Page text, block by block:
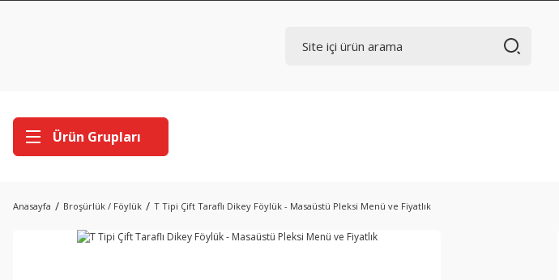
Ürün Grupları
Anasayfa Broşürlük / Föylük T Tipi Çift Taraflı Dikey Föylük - Masaüstü Pleksi Menü ve Fiyatlık